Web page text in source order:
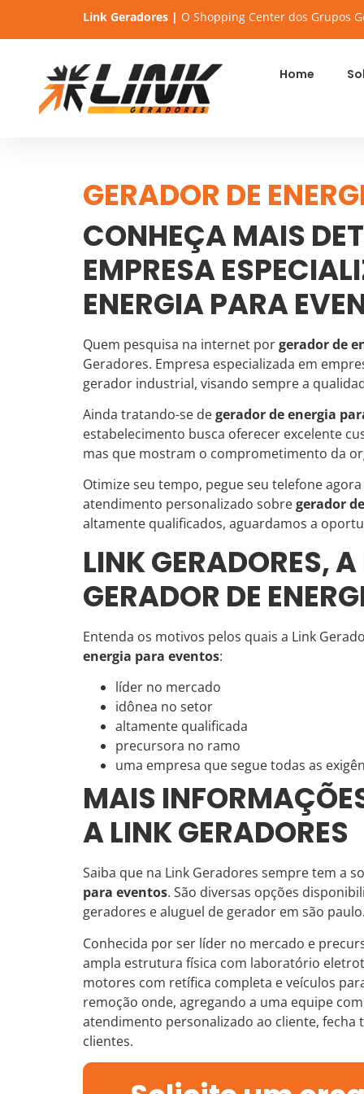
Link Geradores | O Shopping Center dos Grupos
Home
GERADOR DE
CONHEÇA MAIS
EMPRESA
ENERGIA PARA
Quem pesquisa na internet porgerador de
Geradores. Empresa especializada em
gerador industrial, visando sempre a
Ainda tratando-se degerador de energia
estabelecimento busca oferecer excelente
mas que mostram o comprometimento da
Otimize seu tempo, pegue seu telefone
atendimento personalizado sobregerador
altamente qualificados, aguardamos a
LINK GERADORES,
GERADOR DE
Entenda os motivos pelos quais a Link
energia para eventos:
líder no mercado
idônea no setor
altamente qualificada
precursora no ramo
uma empresa que segue todas as
MAIS
A LINK GERADORES
Saiba que na Link Geradores sempre tem a
para eventos. São diversas opções
geradores e aluguel de gerador em são paulo.
Conhecida por ser líder no mercado e
ampla estrutura física com laboratório
motores com retífica completa e veículos
remoção onde, agregando a uma equipe
atendimento personalizado ao cliente, fecha
clientes.